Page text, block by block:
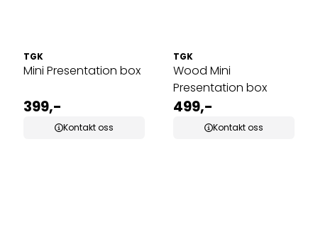
TGK
Mini Presentation box
399,-
Kontakt oss
TGK
Wood Mini
Presentation box
499,-
Kontakt oss